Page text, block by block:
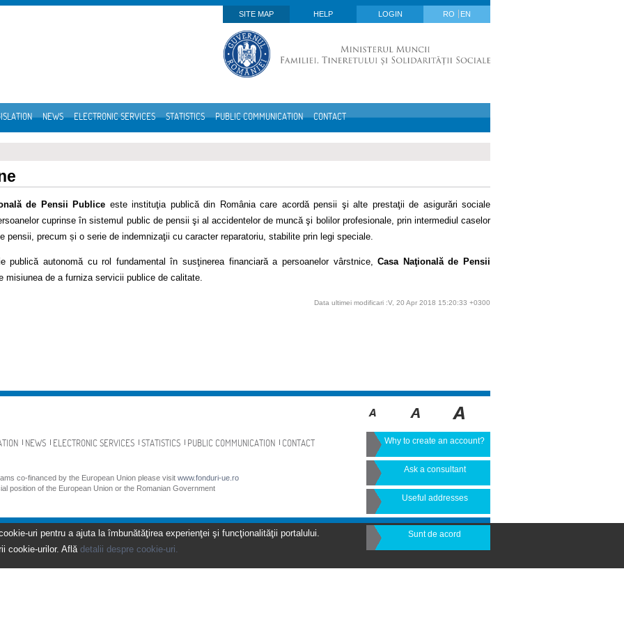
SITE MAP
HELP LOGIN RO EN
NEWS ELECTRONIC SERVICES STATISTICS PUBLIC COMMUNICATION CONTACT
de Pensii Publice este instituţia publică din România care acordă pensii şi alte prestaţii de asigurări sociale
cuprinse în sistemul public de pensii şi al accidentelor de muncă şi bolilor profesionale, prin intermediul caselor
pensii, precum și o serie de indemnizaţii cu caracter reparatoriu, stabilite prin legi speciale.
publică autonomă cu rol fundamental în susţinerea financiară a persoanelor vârstnice,Casa Naţională de Pensii
misiunea de a furniza servicii publice de calitate.
Data ultimei modificari :V, 20 Apr 2018 15:20:33 +0300
NEWS ELECTRONIC SERVICES STATISTICS PUBLIC COMMUNICATION CONTACT
co-financed by the European Union please visit www.fonduri-ue.ro
position of the European Union or the Romanian Government
Why to create an account?
Ask a consultant
Useful addresses
uri pentru a ajuta la îmbunătăţirea experienţei şi funcţionalităţii portalului.
cookie-urilor. Află detalii despre cookie-uri.
Sunt de acord